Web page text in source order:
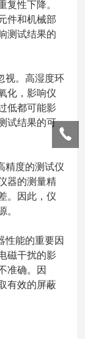
复性下降。
件和机械部
测试结果的
。高湿度环
化，影响仪
低都可能影
试结果的可
度的测试仪
器的测量精
。因此，仪
。
能的重要因
磁干扰的影
准确。因
有效的屏蔽